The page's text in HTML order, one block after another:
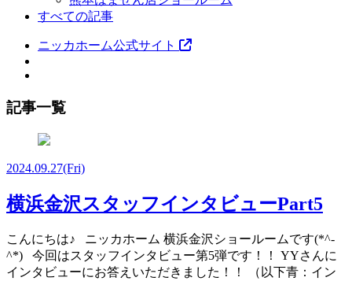
すべての記事
ニッカホーム公式サイト
記事一覧
2024.09.27(Fri)
横浜金沢スタッフインタビューPart5
こんにちは♪ ニッカホーム 横浜金沢ショールームです(*^-
^*) 今回はスタッフインタビュー第5弾です！！ YYさんに
インタビューにお答えいただきました！！ （以下青：イン